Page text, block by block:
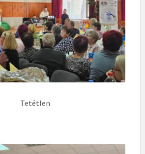
Tetétlen